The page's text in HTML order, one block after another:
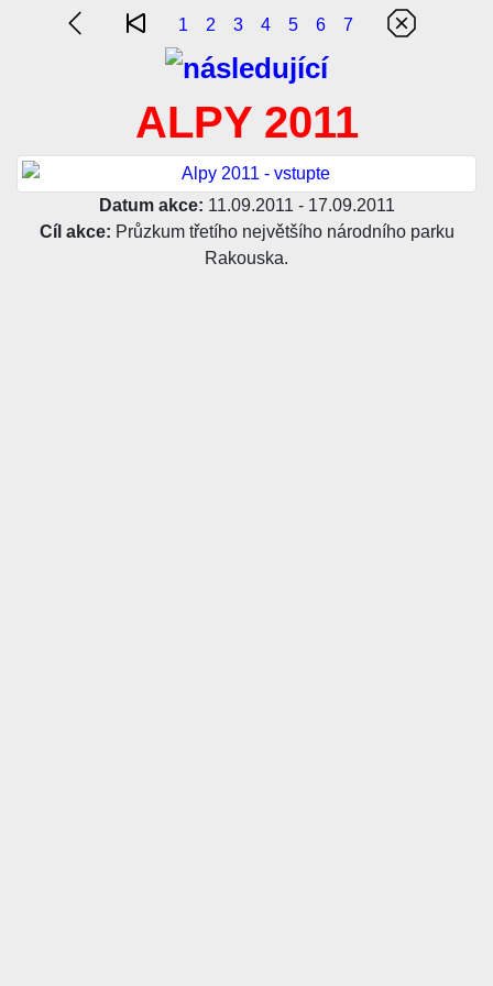
1 2 3 4 5 6 7
ALPY 2011
Datum akce: 11.09.2011 - 17.09.2011
Cíl akce: Průzkum třetího největšího národního parku
Rakouska.